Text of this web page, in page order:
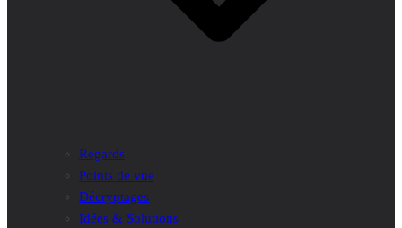
Regards
Points de vue
Décryptages
Idées & Solutions